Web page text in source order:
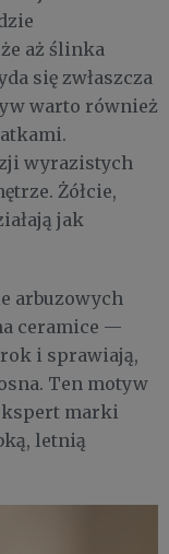
aż ślinka
się zwłaszcza
warto również
wyrazistych
Żółcie,
jak
arbuzowych
ceramice —
i sprawiają,
Ten motyw
marki
letnią